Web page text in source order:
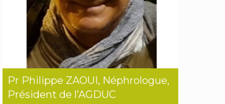
Pr Philippe ZAOUI, Néphrologue,
Président de l’AGDUC